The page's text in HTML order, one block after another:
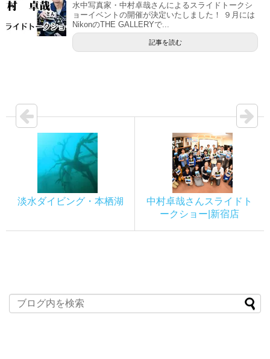
水中写真家・中村卓哉さんによるスライドトークシ
ョーイベントの開催が決定いたしました！ ９月には
NikonのTHE GALLERYで...
記事を読む
淡水ダイビング・本栖湖
中村卓哉さんスライドト
ークショー|新宿店